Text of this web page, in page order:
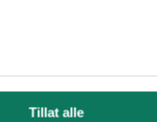
Tillat alle